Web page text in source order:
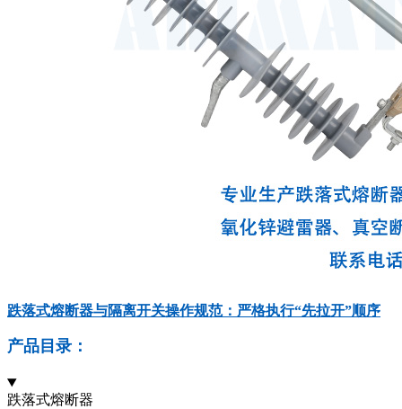
跌落式熔断器与隔离开关操作规范：严格执行“先拉开”顺序
产品目录：
跌落式熔断器